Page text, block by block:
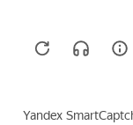
не только из-за
элемент
A